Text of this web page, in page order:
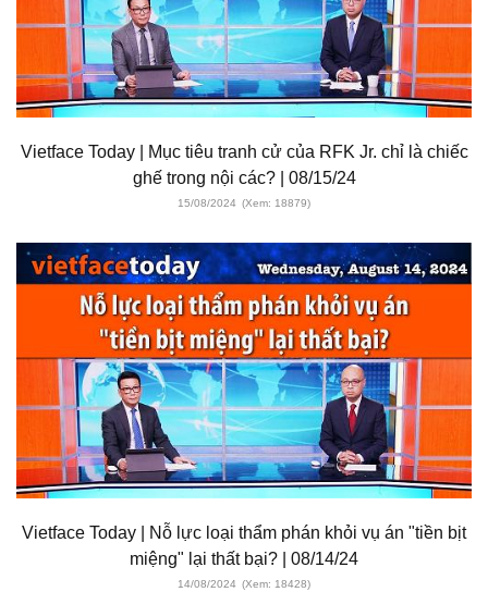
Vietface Today | Mục tiêu tranh cử của RFK Jr. chỉ là chiếc
ghế trong nội các? | 08/15/24
15/08/2024 (Xem: 18879)
Vietface Today | Nỗ lực loại thẩm phán khỏi vụ án "tiền bịt
miệng" lại thất bại? | 08/14/24
14/08/2024 (Xem: 18428)